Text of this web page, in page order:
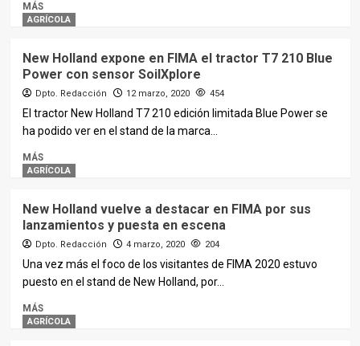
MÁS
AGRÍCOLA
New Holland expone en FIMA el tractor T7 210 Blue
Power con sensor SoilXplore
Dpto. Redacción 12 marzo, 2020 454
El tractor New Holland T7 210 edición limitada Blue Power se
ha podido ver en el stand de la marca...
MÁS
AGRÍCOLA
New Holland vuelve a destacar en FIMA por sus
lanzamientos y puesta en escena
Dpto. Redacción 4 marzo, 2020 204
Una vez más el foco de los visitantes de FIMA 2020 estuvo
puesto en el stand de New Holland, por...
MÁS
AGRÍCOLA